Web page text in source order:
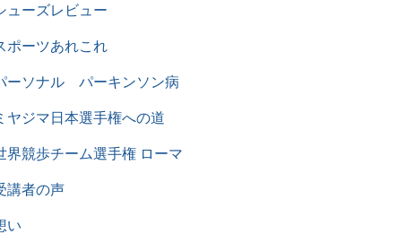
ューズレビュー
ポーツあれこれ
ーソナル パーキンソン病
ヤジマ日本選手権への道
界競歩チーム選手権 ローマ
講者の声
い